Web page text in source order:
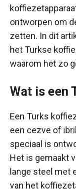
ontworpen om
zetten. In dit
het Turkse
waarom het zo
Wat is een
Een Turks
een cezve of
speciaal is
Het is gemaakt
lange steel met
van het